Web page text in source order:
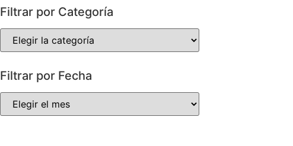
Filtrar por Categoría
Filtrar por Fecha